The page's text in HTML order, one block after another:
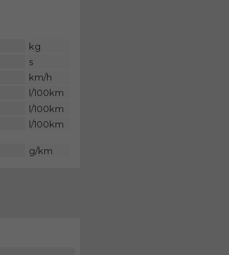
kg
s
km/h
l/100km
l/100km
l/100km
g/km